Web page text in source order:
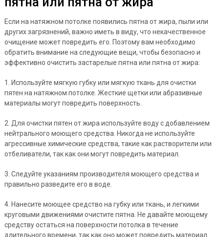
Если на натяжном потолке появились пятна от жира, пыли или
других загрязнений, важно иметь в виду, что некачественное
очищение может повредить его. Поэтому вам необходимо
обратить внимание на следующие вещи, чтобы безопасно и
эффективно очистить застарелые пятна или пятна от жира:
1. Используйте мягкую губку или мягкую ткань для очистки
пятен на натяжном потолке. Жесткие щетки или абразивные
материалы могут повредить поверхность.
2. Для очистки пятен от жира используйте воду с добавлением
нейтрального моющего средства. Никогда не используйте
агрессивные химические средства, такие как растворители или
отбеливатели, так как они могут повредить материал.
3. Следуйте указаниям производителя моющего средства и
правильно разведите его в воде.
4. Нанесите моющее средство на губку или ткань, и легкими
круговыми движениями очистите пятна. Не давайте моющему
средству остаться на поверхности потолка в течение
длительного времени, так как оно может повредить материал.